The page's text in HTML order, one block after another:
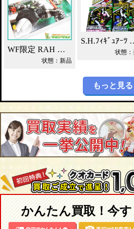
WF限定 RAH シャドームーン Ver.1.5 2012DX 買取！
状態：新品
S.H.ﾌｨｷﾞｭｱｰﾂ
状態
もっと見る
かんたん買取！今す